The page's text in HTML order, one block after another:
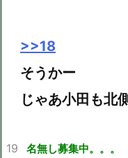
>>18
そうかー
じゃあ小田も北
19 名無し募集中。。。